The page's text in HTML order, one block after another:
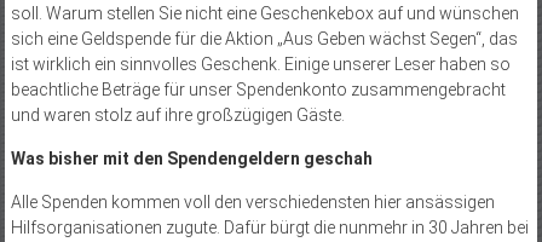
soll. Warum stellen Sie nicht eine Geschenkebox auf und wünschen
sich eine Geldspende für die Aktion „Aus Geben wächst Segen“, das
ist wirklich ein sinnvolles Geschenk. Einige unserer Leser haben so
beachtliche Beträge für unser Spendenkonto zusammengebracht
und waren stolz auf ihre großzügigen Gäste.
Was bisher mit den Spendengeldern geschah
Alle Spenden kommen voll den verschiedensten hier ansässigen
Hilfsorganisationen zugute. Dafür bürgt die nunmehr in 30 Jahren bei